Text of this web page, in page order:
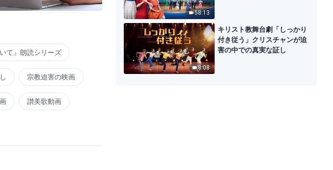
て』朗読シリーズ
宗教迫害の映画
讃美歌動画
58:13
8:08
キリスト教舞台劇「しっかり
付き従う」クリスチャンが迫
害の中での真実な証し